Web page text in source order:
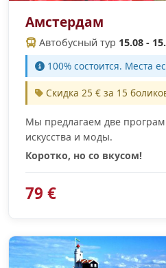
Амстердам
Автобусный тур 15.08 -
100% cостоится. Места
Скидка 25 € за 15
Мы предлагаем две
искусства и моды.
Коротко, но со вкусом!
79 €